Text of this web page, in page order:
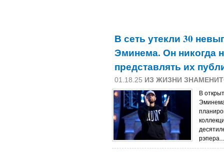
В сеть утекли 30
Эминема. Он никогда
представлять их
01.18.25 ИЗ ЖИЗНИ
В